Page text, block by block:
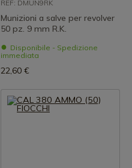
REF: DMUN9RK
Munizioni a salve per revolver
50 pz. 9 mm R.K.
Disponibile - Spedizione
immediata
22,60 €